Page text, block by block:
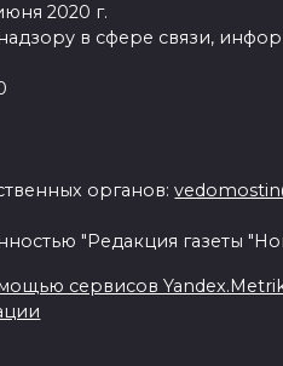
2020 г.
в сфере связи,
органов:
"Редакция газеты
сервисов